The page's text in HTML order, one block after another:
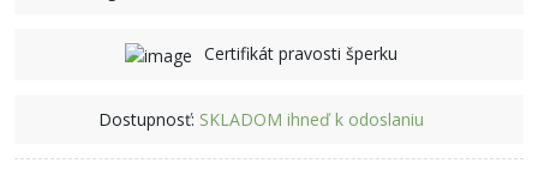
Certifikát pravosti šperku
Dostupnosť: SKLADOM ihneď k odoslaniu